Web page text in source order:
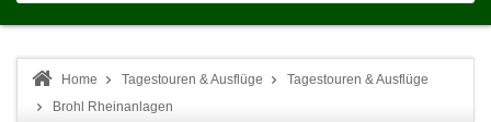
Home Tagestouren & Ausflüge
Tagestouren & Ausflüge
Brohl Rheinanlagen